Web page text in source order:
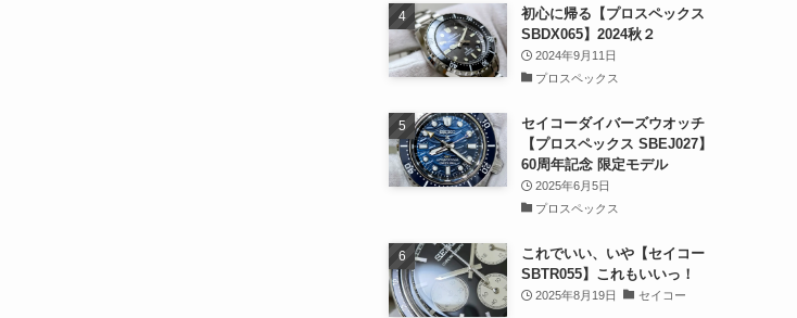
初心に帰る【プロスペックス
SBDX065】2024秋２
2024年9月11日
プロスペックス
セイコーダイバーズウオッチ
【プロスペックス SBEJ027】
60周年記念 限定モデル
2025年6月5日
プロスペックス
これでいい、いや【セイコー
SBTR055】これもいいっ！
2025年8月19日 セイコー